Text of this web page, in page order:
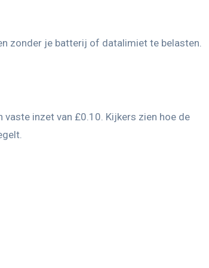
zonder je batterij of datalimiet te belasten.
inzet van £0.10. Kijkers zien hoe de